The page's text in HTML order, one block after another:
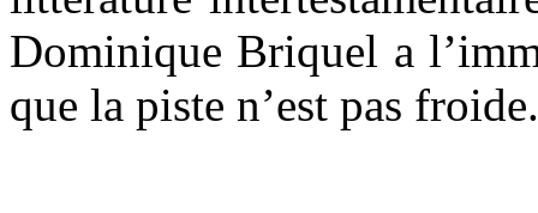
Dominique Briquel a
que la piste n’est pas froide.